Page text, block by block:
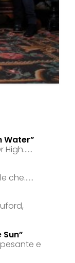
Water”
che......
e